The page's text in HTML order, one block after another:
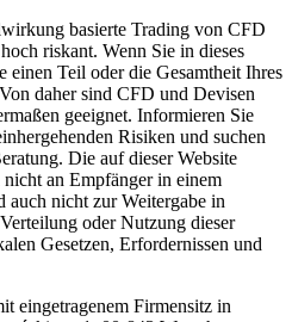
basierte Trading von CFD
riskant. Wenn Sie in dieses
einen Teil oder die Gesamtheit Ihres
daher sind CFD und Devisen
geeignet. Informieren Sie
Risiken und suchen
Die auf dieser Website
an Empfänger in einem
auch nicht zur Weitergabe in
oder Nutzung dieser
Gesetzen, Erfordernissen und
eingetragenem Firmensitz in